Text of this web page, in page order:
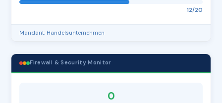
12/20
Mandant: Handelsunternehmen
Firewall & Security Monitor
0